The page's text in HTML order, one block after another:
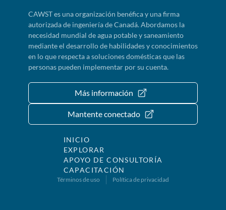
CAWST es una organización benéfica y una firma
autorizada de ingeniería de Canadá. Abordamos la
necesidad mundial de agua potable y saneamiento
mediante el desarrollo de habilidades y conocimientos
en lo que respecta a soluciones domésticas que las
personas pueden implementar por su cuenta.
Más información
Mantente conectado
INICIO
EXPLORAR
APOYO DE CONSULTORÍA
CAPACITACIÓN
Términos de uso Política de privacidad